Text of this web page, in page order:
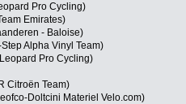
Pro Cycling)
Emirates)
- Baloise)
Alpha Vinyl Team)
Pro Cycling)
Citroën Team)
Doltcini Materiel Velo.com)